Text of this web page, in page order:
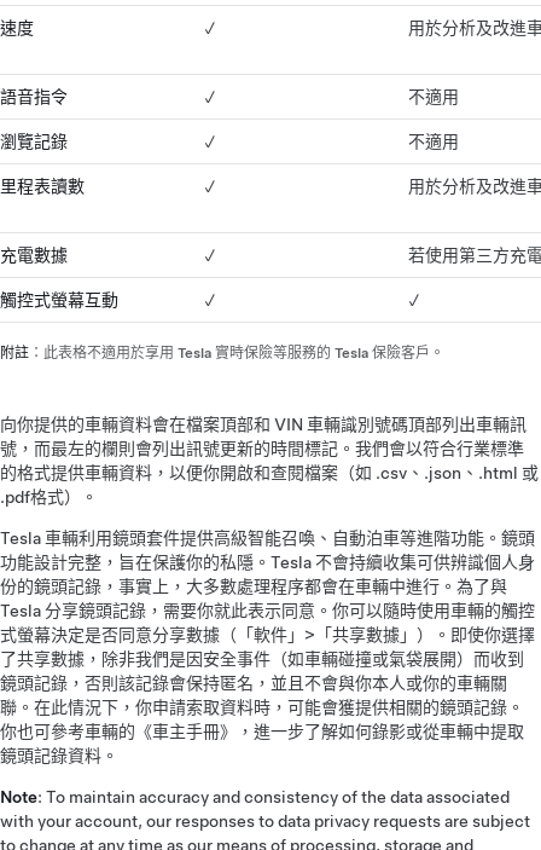
速度 ✓ 用於分析及改進
語音指令 ✓ 不適用
瀏覽記錄 ✓ 不適用
里程表讀數 ✓ 用於分析及改進
充電數據 ✓ 若使用第三方充
觸控式螢幕互動 ✓ ✓
附註 ：此表格不適用於享用 Tesla 實時保險等服務的 Tesla 保險客戶。
向你提供的車輛資料會在檔案頂部和 VIN 車輛識別號碼頂部列出車輛訊
號，而最左的欄則會列出訊號更新的時間標記。我們會以符合行業標準
的格式提供車輛資料，以便你開啟和查閱檔案（如 .csv、.json、.html 或
.pdf格式）。
Tesla 車輛利用鏡頭套件提供高級智能召喚、自動泊車等進階功能。鏡頭
功能設計完整，旨在保護你的私隱。Tesla 不會持續收集可供辨識個人身
份的鏡頭記錄，事實上，大多數處理程序都會在車輛中進行。為了與
Tesla 分享鏡頭記錄，需要你就此表示同意。你可以隨時使用車輛的觸控
式螢幕決定是否同意分享數據（「軟件」>「共享數據」）。即使你選擇
了共享數據，除非我們是因安全事件（如車輛碰撞或氣袋展開）而收到
鏡頭記錄，否則該記錄會保持匿名，並且不會與你本人或你的車輛關
聯。在此情況下，你申請索取資料時，可能會獲提供相關的鏡頭記錄。
你也可參考車輛的《車主手冊》，進一步了解如何錄影或從車輛中提取
鏡頭記錄資料。
Note: To maintain accuracy and consistency of the data associated
with your account, our responses to data privacy requests are subject
to change at any time as our means of processing, storage and